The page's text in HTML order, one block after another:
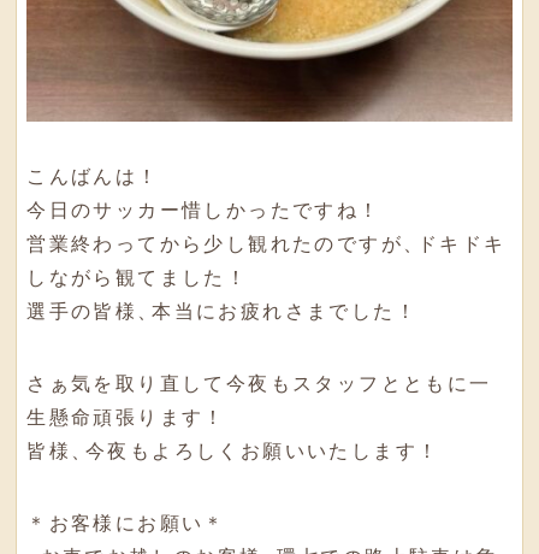
こんばんは！
今日のサッカー惜しかったですね！
営業終わってから少し観れたのですが
、ドキドキ
しながら観てました！
選手の皆様
、本当にお疲れさまでした！
さぁ気を取り直して今夜もスタッフとともに一
生懸命頑張ります！
皆様
、今夜もよろしくお願いいたします！
＊お客様にお願い＊